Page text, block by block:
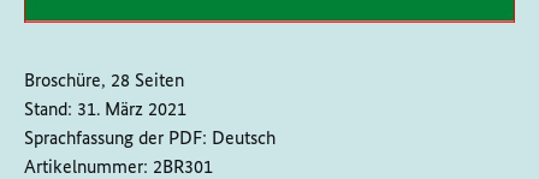
Broschüre, 28 Seiten
Stand: 31. März 2021
Sprachfassung der PDF: Deutsch
Artikelnummer: 2BR301